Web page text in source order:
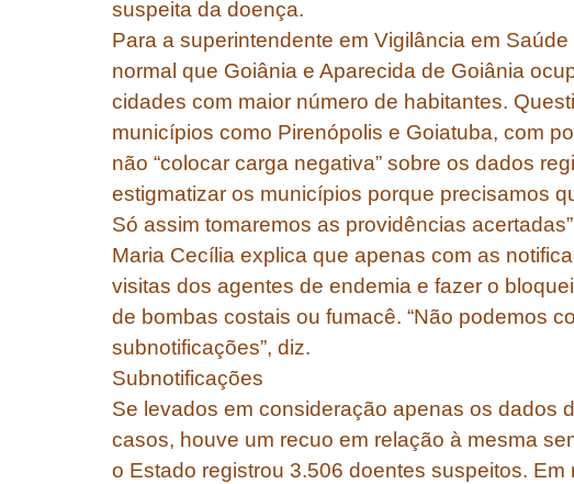
suspeita da doença.
Para a superintendente em Vigilância em
normal que Goiânia e Aparecida de Goiânia
cidades com maior número de habitantes.
municípios como Pirenópolis e Goiatuba, com
não “colocar carga negativa” sobre os dados
estigmatizar os municípios porque precisamos
Só assim tomaremos as providências
Maria Cecília explica que apenas com as
visitas dos agentes de endemia e fazer o
de bombas costais ou fumacê. “Não podemos
subnotificações”, diz.
Subnotificações
Se levados em consideração apenas os dados
casos, houve um recuo em relação à mesma
o Estado registrou 3.506 doentes suspeitos.